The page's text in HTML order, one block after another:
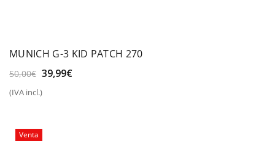
MUNICH G-3 KID PATCH 270
50,00€ El
original
39,99€El
(IVA incl.)
Venta